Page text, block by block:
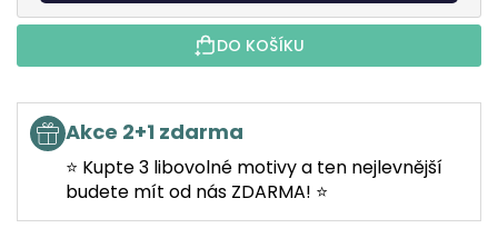
DO KOŠÍKU
Akce 2+1 zdarma
⭐ Kupte 3 libovolné motivy a ten nejlevnější
budete mít od nás ZDARMA! ⭐